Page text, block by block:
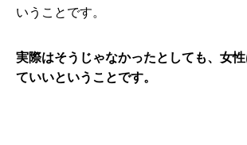
いうことです。
実際はそうじゃなかったとしても、女
ていいということです。